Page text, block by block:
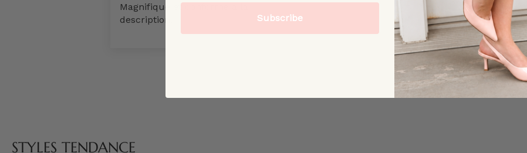
Magnifique et conforme à la
description.
STYLES TENDANCE
Subscribe